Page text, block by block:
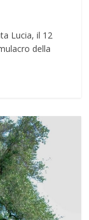
Lucia, il 12
della